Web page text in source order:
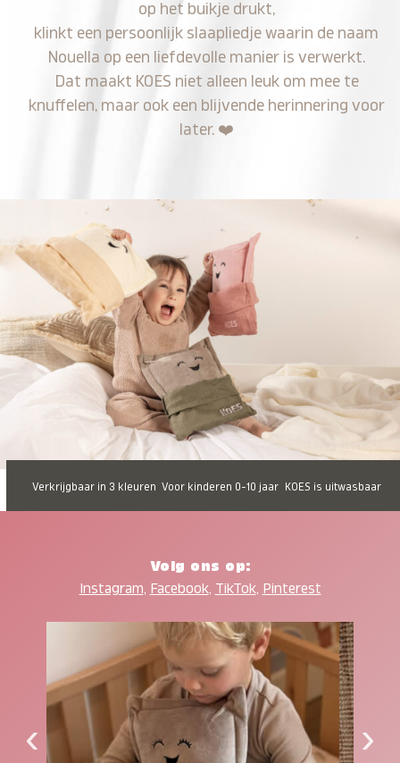
op het buikje drukt,
klinkt een persoonlijk slaapliedje waarin de naam
Nouella op een liefdevolle manier is verwerkt.
Dat maakt KOES niet alleen leuk om mee te
knuffelen, maar ook een blijvende herinnering voor
later. ❤️
Verkrijgbaar in 3 kleuren Voor kinderen 0-10 jaar KOES is uitwasbaar
Volg ons op:
Instagram, Facebook, TikTok, Pinterest
‹ ›